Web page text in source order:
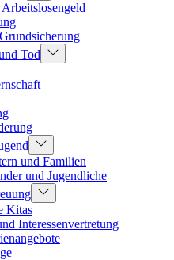
Tod
und Familien
und Jugendliche
Kitas
Interessenvertretung